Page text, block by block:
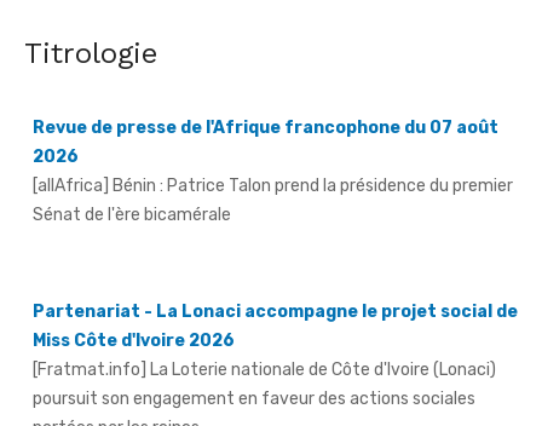
Titrologie
Revue de presse de l'Afrique francophone du 07 août
[allAfrica] Bénin : Patrice Talon prend la présidence du premier
Sénat de l'ère bicamérale
[Fratmat.info] La Loterie nationale de Côte d'Ivoire (Lonaci)
poursuit son engagement en faveur des actions sociales
portées par les reines ...